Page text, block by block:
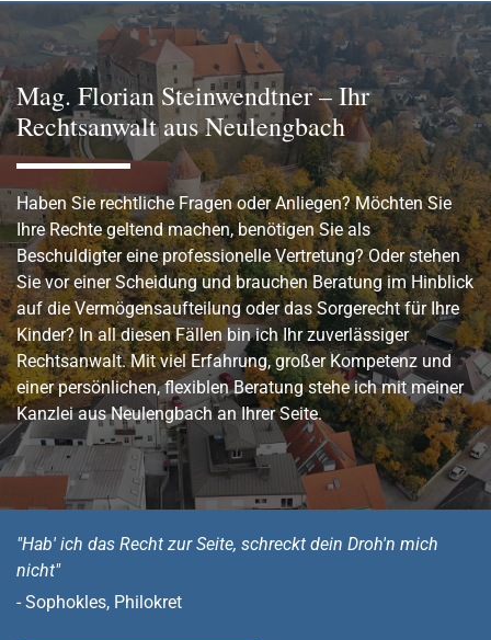
Mag. Florian Steinwendtner – Ihr
Rechtsanwalt aus Neulengbach
Haben Sie rechtliche Fragen oder Anliegen? Möchten Sie
Ihre Rechte geltend machen, benötigen Sie als
Beschuldigter eine professionelle Vertretung? Oder stehen
Sie vor einer Scheidung und brauchen Beratung im Hinblick
auf die Vermögensaufteilung oder das Sorgerecht für Ihre
Kinder? In all diesen Fällen bin ich Ihr zuverlässiger
Rechtsanwalt. Mit viel Erfahrung, großer Kompetenz und
einer persönlichen, flexiblen Beratung stehe ich mit meiner
Kanzlei aus Neulengbach an Ihrer Seite.
"Hab' ich das Recht zur Seite, schreckt dein Droh'n mich
nicht"
- Sophokles, Philokret